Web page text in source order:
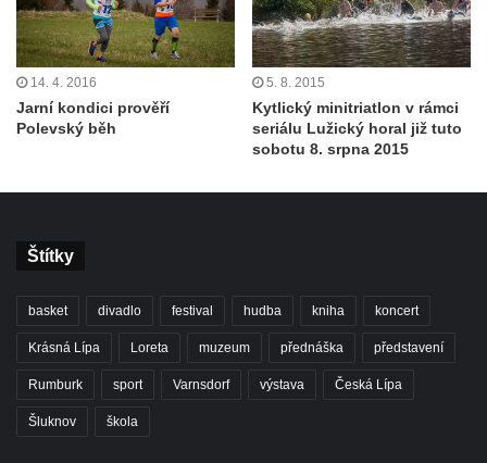
14. 4. 2016
Jarní kondici prověří
Polevský běh
5. 8. 2015
Kytlický minitriatlon v rámci
seriálu Lužický horal již tuto
sobotu 8. srpna 2015
Štítky
basket divadlo festival hudba kniha koncert
Krásná Lípa Loreta muzeum přednáška představení
Rumburk sport Varnsdorf výstava Česká Lípa
Šluknov škola